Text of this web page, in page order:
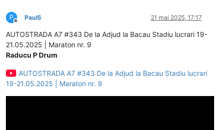
P
Deconectat
PaulS 21 mai 2025, 17:17
AUTOSTRADA A7 #343 De la Adjud la Bacau Stadiu lucrari 19-
21.05.2025 | Maraton nr. 9
Raducu P Drum
AUTOSTRADA A7 #343 De la Adjud la Bacau Stadiu lucrari
19-21.05.2025 | Maraton nr. 9